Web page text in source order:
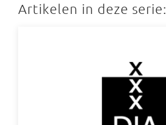
Artikelen in deze serie: